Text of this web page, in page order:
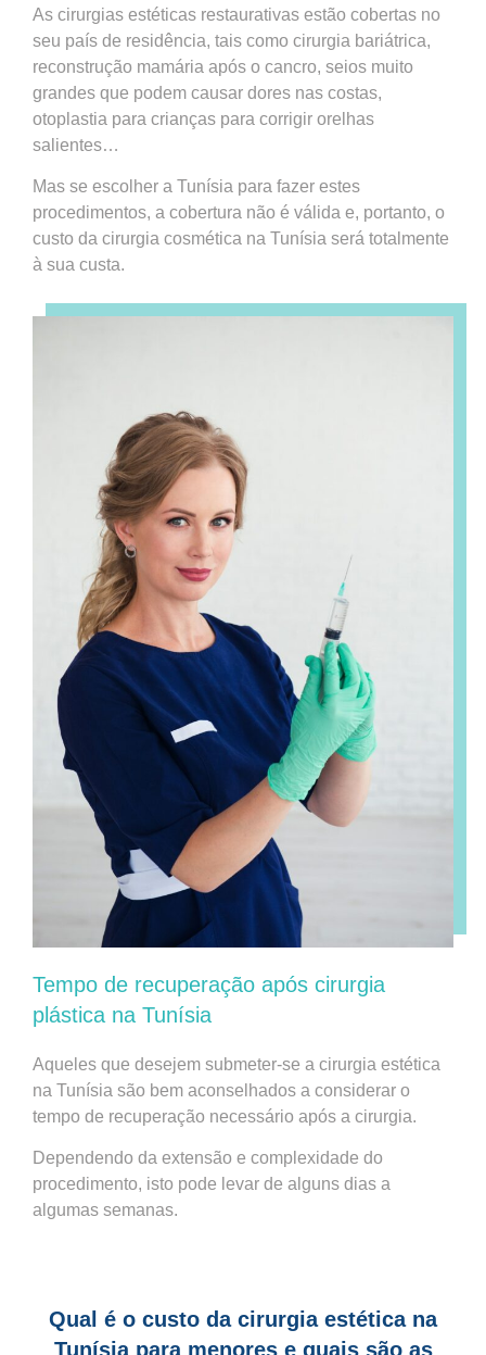
As cirurgias estéticas restaurativas estão cobertas no
seu país de residência, tais como cirurgia bariátrica,
reconstrução mamária após o cancro, seios muito
grandes que podem causar dores nas costas,
otoplastia para crianças para corrigir orelhas
salientes…
Mas se escolher a Tunísia para fazer estes
procedimentos, a cobertura não é válida e, portanto, o
custo da cirurgia cosmética na Tunísia será totalmente
à sua custa.
Tempo de recuperação após cirurgia
plástica na Tunísia
Aqueles que desejem submeter-se a cirurgia estética
na Tunísia são bem aconselhados a considerar o
tempo de recuperação necessário após a cirurgia.
Dependendo da extensão e complexidade do
procedimento, isto pode levar de alguns dias a
algumas semanas.
Qual é o custo da cirurgia estética na
Tunísia para menores e quais são as